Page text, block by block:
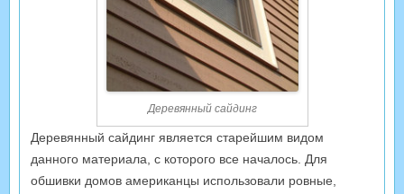
Деревянный сайдинг
Деревянный сайдинг является старейшим видом
данного материала, с которого все началось. Для
обшивки домов американцы использовали ровные,